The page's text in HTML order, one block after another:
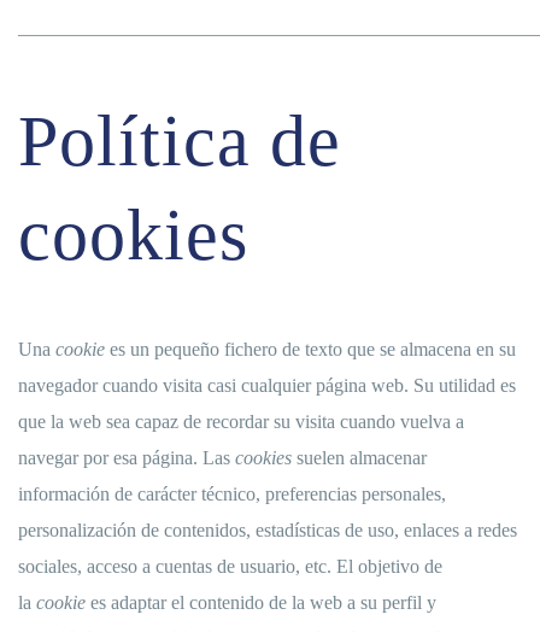
Política de
cookies
Una cookie es un pequeño fichero de texto que se almacena en su
navegador cuando visita casi cualquier página web. Su utilidad es
que la web sea capaz de recordar su visita cuando vuelva a
navegar por esa página. Las cookies suelen almacenar
información de carácter técnico, preferencias personales,
personalización de contenidos, estadísticas de uso, enlaces a redes
sociales, acceso a cuentas de usuario, etc. El objetivo de
la cookie es adaptar el contenido de la web a su perfil y